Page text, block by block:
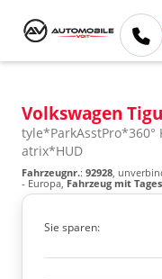
Volkswagen
atrix*HUD
Fahrzeugnr.: 92928,
- Europa,Fahrzeug mit
Sie sparen: